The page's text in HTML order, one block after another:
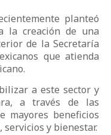
planteó
la creación de una
de la Secretaría
que atienda
a este sector y
a través de las
mayores beneficios
servicios y bienestar.